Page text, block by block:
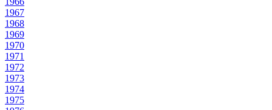
1967
1968
1969
1970
1971
1972
1973
1974
1975